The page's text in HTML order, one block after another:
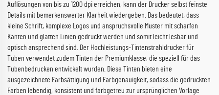
Auflösungen von bis zu 1200 dpi erreichen, kann der Drucker selbst feinste
Details mit bemerkenswerter Klarheit wiedergeben. Das bedeutet, dass
kleine Schrift, komplexe Logos und anspruchsvolle Muster mit scharfen
Kanten und glatten Linien gedruckt werden und somit leicht lesbar und
optisch ansprechend sind. Der Hochleistungs-Tintenstrahldrucker für
Tuben verwendet zudem Tinten der Premiumklasse, die speziell für das
Tubenbedrucken entwickelt wurden. Diese Tinten bieten eine
ausgezeichnete Farbsättigung und Farbgenauigkeit, sodass die gedruckten
Farben lebendig, konsistent und farbgetreu zur ursprünglichen Vorlage